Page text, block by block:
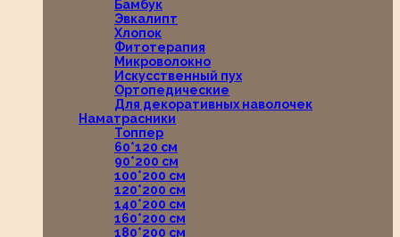
Бамбук
Эвкалипт
Хлопок
Фитотерапия
Микроволокно
Искусственный пух
Ортопедические
Для декоративных наволочек
Наматрасники
Топпер
60*120 см
90*200 см
100*200 см
120*200 см
140*200 см
160*200 см
180*200 см